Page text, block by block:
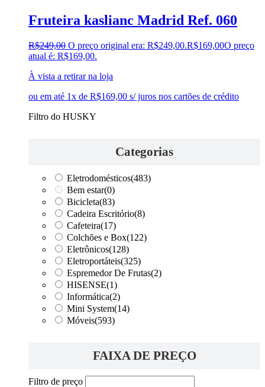
Fruteira kaslianc Madrid Ref. 060
R$249,00 O preço original era: R$249,00.R$169,00O preço
atual é: R$169,00.
À vista a retirar na loja
ou em até 1x de R$169,00 s/ juros nos cartões de crédito
Filtro do HUSKY
Categorias
Eletrodomésticos(483)
Bem estar(0)
Bicicleta(83)
Cadeira Escritório(8)
Cafeteira(17)
Colchões e Box(122)
Eletrônicos(128)
Eletroportáteis(325)
Espremedor De Frutas(2)
HISENSE(1)
Informática(2)
Mini System(14)
Móveis(593)
FAIXA DE PREÇO
Filtro de preço